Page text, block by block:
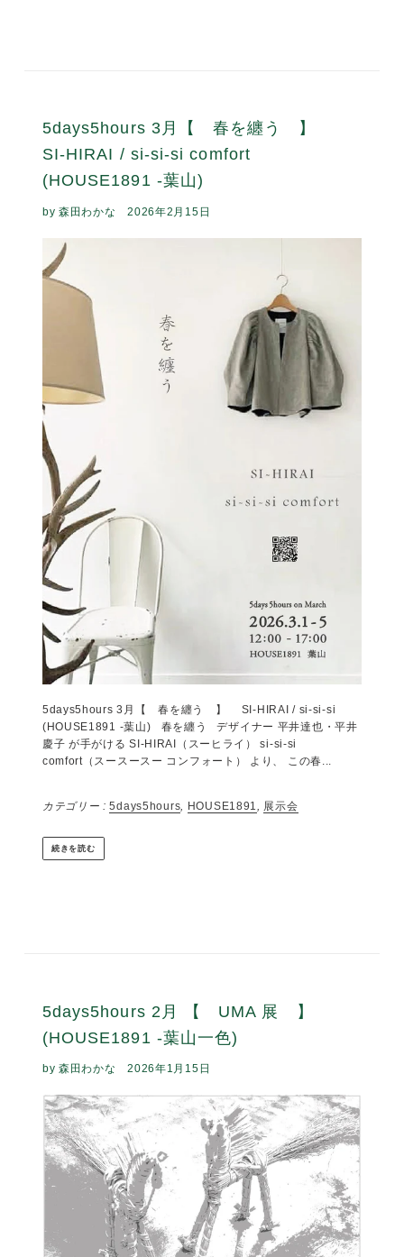
鹿児島の豊かな自然のなかで、半世紀にわたり創造的な福祉
事業を続けている障害者支援施設・しょうぶ学園。その中心
ふれあいから、日々ユニークな作品が創り出されています。
今年も、クロマニヨンがプロデュースするカンボジアの手織
りクロマーと工房しょうぶ...
カテゴリー : 5days5hours HOUSE1891, 展示会
続きを読む
5days5hours 3月【 春を纏う 】
SI-HIRAI / si-si-si comfort
(HOUSE1891 -葉山)
by 森田わかな 2026年2月15日
5days5hours 3月【 春を纏う 】 SI-HIRAI / si-si-si
(HOUSE1891 -葉山) 春を纏う デザイナー 平井達也・平井
慶子 が手がける SI-HIRAI（スーヒライ） si-si-si